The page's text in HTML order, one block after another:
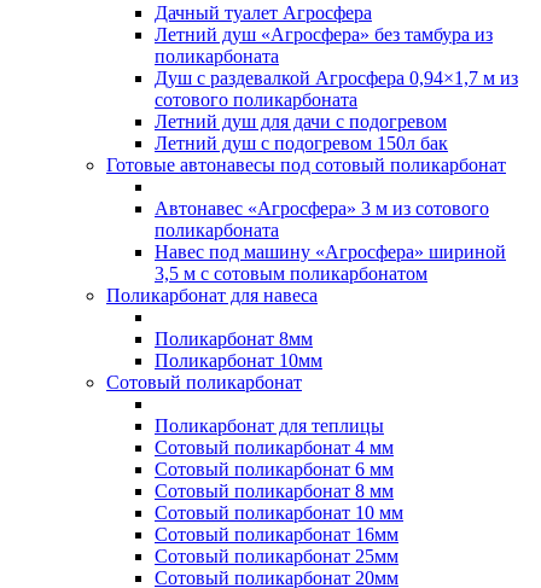
Дачный туалет Агросфера
Летний душ «Агросфера» без тамбура из
поликарбоната
Душ с раздевалкой Агросфера 0,94×1,7 м из
сотового поликарбоната
Летний душ для дачи с подогревом
Летний душ с подогревом 150л бак
Готовые автонавесы под сотовый поликарбонат
Автонавес «Агросфера» 3 м из сотового
поликарбоната
Навес под машину «Агросфера» шириной
3,5 м с сотовым поликарбонатом
Поликарбонат для навеса
Поликарбонат 8мм
Поликарбонат 10мм
Сотовый поликарбонат
Поликарбонат для теплицы
Сотовый поликарбонат 4 мм
Сотовый поликарбонат 6 мм
Сотовый поликарбонат 8 мм
Сотовый поликарбонат 10 мм
Сотовый поликарбонат 16мм
Сотовый поликарбонат 25мм
Сотовый поликарбонат 20мм